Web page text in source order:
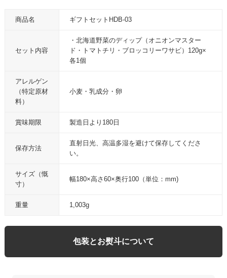
商品名 ギフトセットHDB-03
セット内容
・北海道野菜のディップ（オニオンマスター
ド・トマトチリ・ブロッコリーワサビ）120g×
各1個
アレルゲン
（特定原材
料）
小麦・乳成分・卵
賞味期限 製造日より180日
保存方法
直射日光、高温多湿を避けて保存してくださ
い。
サイズ（慨
寸）
幅180×高さ60×奥行100（単位：mm)
重量 1,003g
包装とお熨斗について